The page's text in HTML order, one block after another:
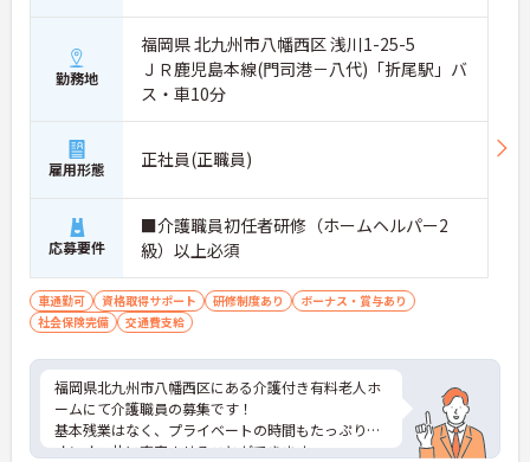
勤務地
福岡県 北九州市八幡西区 浅川1-25-5
ＪＲ鹿児島本線(門司港－八代)「折尾駅」バ
ス・車10分
雇用形態 正社員(正職員)
応募要件
■介護職員初任者研修（ホームヘルパー2
級）以上必須
車通勤可 資格取得サポート 研修制度あり
ボーナス・賞与あり
社会保険完備
交通費支給
福岡県北九州市八幡西区にある介護付き有料老人ホ
ームにて介護職員の募集です！
基本残業はなく、プライベートの時間もたっぷり！
オンオフ共に充実させることができます。